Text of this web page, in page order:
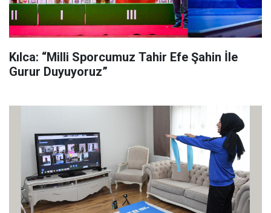
Kılca: “Milli Sporcumuz Tahir Efe Şahin İle
Gurur Duyuyoruz”